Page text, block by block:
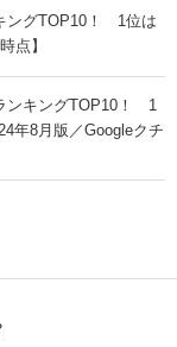
ングTOP10！ 1位は
点】
ンキングTOP10！ 1
年8月版／Googleクチ